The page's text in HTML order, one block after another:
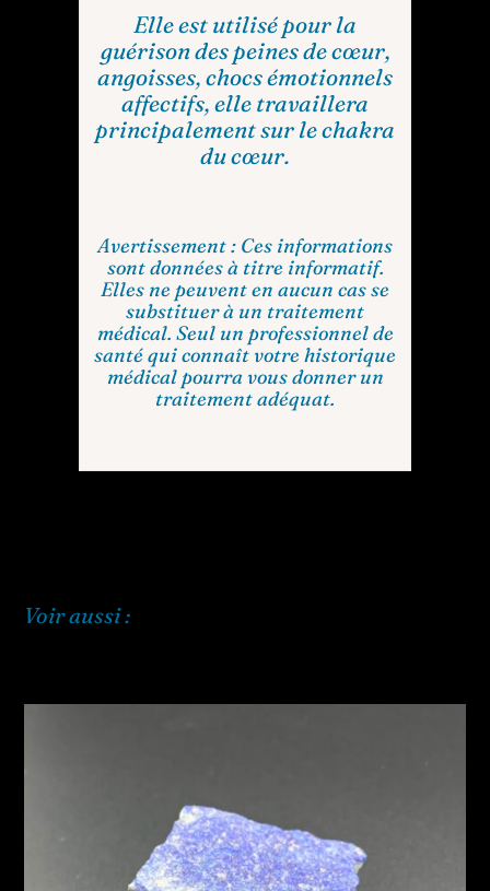
Elle est utilisé pour la
guérison des peines de cœur,
angoisses, chocs émotionnels
affectifs, elle travaillera
principalement sur le chakra
du cœur.
Avertissement : Ces informations
sont données à titre informatif.
Elles ne peuvent en aucun cas se
substituer à un traitement
médical. Seul un professionnel de
santé qui connaît votre historique
médical pourra vous donner un
traitement adéquat.
Voir aussi :